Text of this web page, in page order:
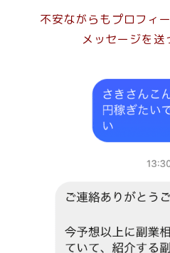
不安ながらもプロフィ
メッセージを送